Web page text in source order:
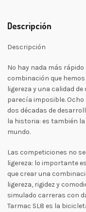
Descripción
Descripción
No hay nada más rápido
combinación que
ligereza y una calidad
parecía imposible.
dos décadas de
la historia: es también
mundo.
Las competiciones no
ligereza: lo importante
que crear una
ligereza, rigidez y
simulado carreras con
Tarmac SL8 es la